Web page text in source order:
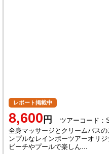
レポート掲載中
8,600 円
ツアーコード：
全身マッサージとクリームバス
ンプルなレインボーツアーオリジ
ビーチやプールで楽しん…